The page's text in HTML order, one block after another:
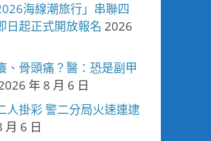
海線潮旅行」串聯四
日起正式開放報名 2026
、骨頭痛？醫：恐是副甲
年 8 月 6 日
人掛彩 警二分局火速連逮
月 6 日